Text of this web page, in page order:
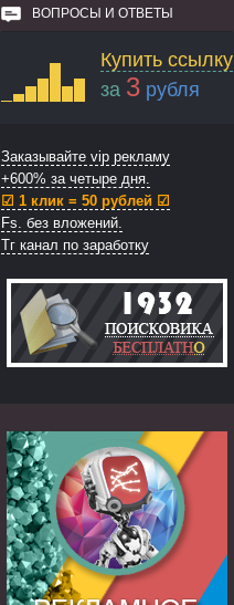
ВОПРОСЫ И ОТВЕТЫ
Купить ссылку
за 3 рубля
Заказывайте vip рекламу
+600% за четыре дня.
☑ 1 клик = 50 рублей ☑
Fs. без вложений.
Тг канал по заработку